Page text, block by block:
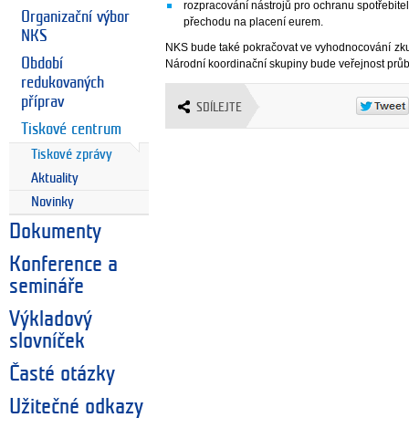
Organizační výbor
NKS
Období
redukovaných
příprav
Tiskové centrum
Tiskové zprávy
Aktuality
Novinky
Dokumenty
Konference a
semináře
Výkladový
slovníček
Časté otázky
Užitečné odkazy
rozpracování nástrojů pro ochranu
přechodu na placení eurem.
NKS bude také pokračovat ve vyhodnocování
Národní koordinační skupiny bude veřejnost
SDÍLEJTE